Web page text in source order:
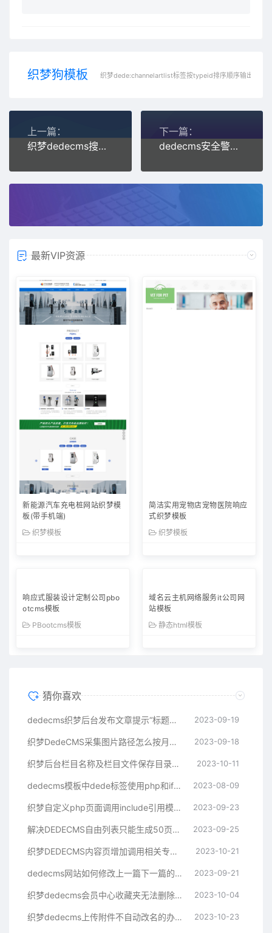
织梦狗模板 织梦dede:channelartlist标签按typeid排序顺序输出
上一篇：
织梦dedecms搜索页加上序列号autoindex
下一篇：
dedecms安全警告Safe Alert Request Error step 2
最新VIP资源
新能源汽车充电桩网站织梦模
板(带手机端)
织梦模板
简洁实用宠物店宠物医院响应
式织梦模板
织梦模板
响应式服装设计定制公司pbo
otcms模板
PBootcms模板
域名云主机网络服务it公司网
站模板
静态html模板
猜你喜欢
dedecms织梦后台发布文章提示“标题不能为空”的解决方法 2023-09-19
织梦DedeCMS采集图片路径怎么按月存放 2023-09-18
织梦后台栏目名称及栏目文件保存目录长度修改 2023-10-11
dedecms模板中dede标签使用php和if判断语句的方法 2023-08-09
织梦自定义php页面调用include引用模板 2023-09-23
解决DEDECMS自由列表只能生成50页的问题 2023-09-25
织梦DEDECMS内容页增加调用相关专题的功能 2023-10-21
dedecms网站如何修改上一篇下一篇的标题字数 2023-09-21
织梦dedecms会员中心收藏夹无法删除收藏的文章 2023-10-04
织梦dedecms上传附件不自动改名的办法 2023-10-23